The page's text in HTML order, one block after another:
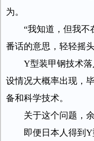
为。
“我知道，但我不
番话的意思，轻轻摇
Y型装甲钢技术
设情况大概率出现，
备和科学技术。
关于这个问题，
即便日本人得到